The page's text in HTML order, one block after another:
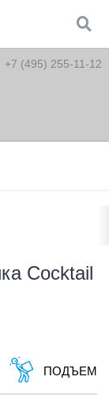
+7 (495) 255-11-12
Cocktail
ПОДЪЕМ